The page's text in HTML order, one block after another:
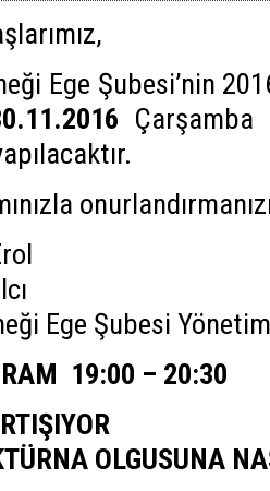
Ege Şubesi’nin
Haluk Erol
Ege Şubesi
19:00 – 20:30
OLGUSUNA